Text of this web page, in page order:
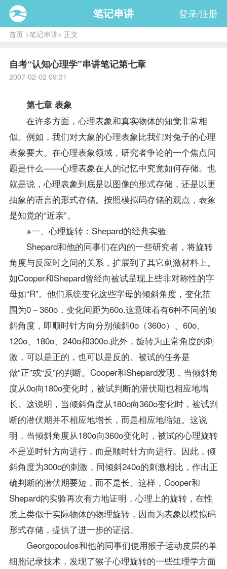
笔记串讲 登录/注册
首页>笔记串讲> 正文
自考“认知心理学”串讲笔记第七章
2007-02-02 09:31
第七章 表象
在许多方面，心理表象和真实物体的知觉非常相
似。例如，我们对大象的心理表象比我们对兔子的心理
表象要大。在心理表象领域，研究者争论的一个焦点问
题是什么——心理表象在人的记忆中究竟如何存储。也
就是说，心理表象到底是以图像的形式存储，还是以更
抽象的语言的形式存储。按照模拟码存储的观点，表象
是知觉的“近亲”。
※一、心理旋转：Shepard的经典实验
Shepard和他的同事们在内的一些研究者，将旋转
角度与反应时之间的关系，扩展到了其它刺激材料上。
如Cooper和Shepard曾经向被试呈现上些非对称性的字
母如“R”。他们系统变化这些字母的倾斜角度，变化范
围为0－360o，变化间距为60o.这意味着有6种不同的倾
斜角度，即顺时针方向分别倾斜0o（360o）、60o、
120o、180o、240o和300o.此外，旋转为正常角度的刺
激，可以是正的，也可以是反的。被试的任务是
做“正”或“反”的判断。Cooper和Shepard发现，当倾斜角
度从0o向180o变化时，被试判断的潜伏期也相应地增
长。这说明，当倾斜角度从180o向360o变化时，被试判
断的潜伏期并不相应地增长，而是相应地缩短。这说
明，当倾斜角度从180o向360o变化时，被试的心理旋转
不是逆时针方向进行，而是顺时针方向进行。因此，倾
斜角度为300o的刺激，同倾斜240o的刺激相比，作出正
确判断的潜伏期要短，而不是长。这样，Cooper和
Shepard的实验再次有力地证明，心理上的旋转，在性
质上类似于实际物体的物理旋转，因而为表象以模拟码
形式存储，提供了进一步的证据。
Georgopoulos和他的同事们使用猴子运动皮层的单
细胞记录技术，发现了猴子心理旋转的一些生理学方面